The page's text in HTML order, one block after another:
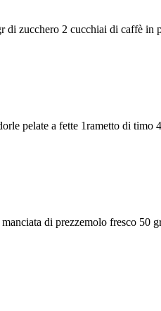
zucchero 2 cucchiai di caffè in
pelate a fette 1rametto di timo
di prezzemolo fresco 50